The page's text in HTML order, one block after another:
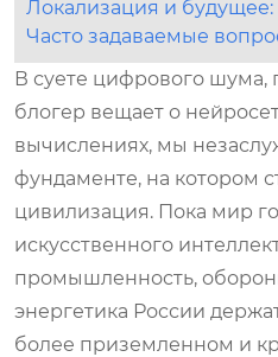
Локализация и будущее:
Часто задаваемые
В суете цифрового шума,
блогер вещает о
вычислениях, мы
фундаменте, на котором
цивилизация. Пока мир
искусственного
промышленность,
энергетика России
более приземленном и